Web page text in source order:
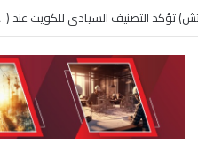
الاحتفالات بالبيت الأبيض